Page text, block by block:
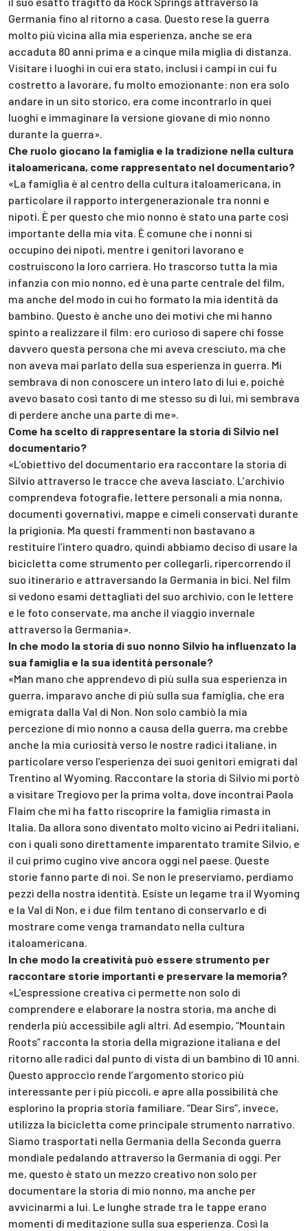
Germania fino al ritorno a casa. Questo rese la guerra
molto più vicina alla mia esperienza, anche se era
accaduta 80 anni prima e a cinque mila miglia di distanza.
Visitare i luoghi in cui era stato, inclusi i campi in cui fu
costretto a lavorare, fu molto emozionante: non era solo
andare in un sito storico, era come incontrarlo in quei
luoghi e immaginare la versione giovane di mio nonno
durante la guerra».
Che ruolo giocano la famiglia e la tradizione nella cultura
italoamericana, come rappresentato nel documentario?
«La famiglia è al centro della cultura italoamericana, in
particolare il rapporto intergenerazionale tra nonni e
nipoti. È per questo che mio nonno è stato una parte così
importante della mia vita. È comune che i nonni si
occupino dei nipoti, mentre i genitori lavorano e
costruiscono la loro carriera. Ho trascorso tutta la mia
infanzia con mio nonno, ed è una parte centrale del film,
ma anche del modo in cui ho formato la mia identità da
bambino. Questo è anche uno dei motivi che mi hanno
spinto a realizzare il film: ero curioso di sapere chi fosse
davvero questa persona che mi aveva cresciuto, ma che
non aveva mai parlato della sua esperienza in guerra. Mi
sembrava di non conoscere un intero lato di lui e, poiché
avevo basato così tanto di me stesso su di lui, mi sembrava
di perdere anche una parte di me».
Come ha scelto di rappresentare la storia di Silvio nel
documentario?
«L’obiettivo del documentario era raccontare la storia di
Silvio attraverso le tracce che aveva lasciato. L’archivio
comprendeva fotografie, lettere personali a mia nonna,
documenti governativi, mappe e cimeli conservati durante
la prigionia. Ma questi frammenti non bastavano a
restituire l’intero quadro, quindi abbiamo deciso di usare la
bicicletta come strumento per collegarli, ripercorrendo il
suo itinerario e attraversando la Germania in bici. Nel film
si vedono esami dettagliati del suo archivio, con le lettere
e le foto conservate, ma anche il viaggio invernale
attraverso la Germania».
In che modo la storia di suo nonno Silvio ha influenzato la
sua famiglia e la sua identità personale?
«Man mano che apprendevo di più sulla sua esperienza in
guerra, imparavo anche di più sulla sua famiglia, che era
emigrata dalla Val di Non. Non solo cambiò la mia
percezione di mio nonno a causa della guerra, ma crebbe
anche la mia curiosità verso le nostre radici italiane, in
particolare verso l’esperienza dei suoi genitori emigrati dal
Trentino al Wyoming. Raccontare la storia di Silvio mi portò
a visitare Tregiovo per la prima volta, dove incontrai Paola
Flaim che mi ha fatto riscoprire la famiglia rimasta in
Italia. Da allora sono diventato molto vicino ai Pedri italiani,
con i quali sono direttamente imparentato tramite Silvio, e
il cui primo cugino vive ancora oggi nel paese. Queste
storie fanno parte di noi. Se non le preserviamo, perdiamo
pezzi della nostra identità. Esiste un legame tra il Wyoming
e la Val di Non, e i due film tentano di conservarlo e di
mostrare come venga tramandato nella cultura
italoamericana.
In che modo la creatività può essere strumento per
raccontare storie importanti e preservare la memoria?
«L’espressione creativa ci permette non solo di
comprendere e elaborare la nostra storia, ma anche di
renderla più accessibile agli altri. Ad esempio, “Mountain
Roots” racconta la storia della migrazione italiana e del
ritorno alle radici dal punto di vista di un bambino di 10 anni.
Questo approccio rende l’argomento storico più
interessante per i più piccoli, e apre alla possibilità che
esplorino la propria storia familiare. “Dear Sirs”, invece,
utilizza la bicicletta come principale strumento narrativo.
Siamo trasportati nella Germania della Seconda guerra
mondiale pedalando attraverso la Germania di oggi. Per
me, questo è stato un mezzo creativo non solo per
documentare la storia di mio nonno, ma anche per
avvicinarmi a lui. Le lunghe strade tra le tappe erano
momenti di meditazione sulla sua esperienza. Così la